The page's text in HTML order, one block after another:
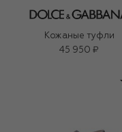
Кожаные туфли
45 950 ₽